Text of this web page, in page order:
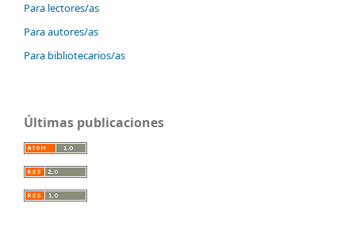
Para lectores/as
Para autores/as
Para bibliotecarios/as
Últimas publicaciones